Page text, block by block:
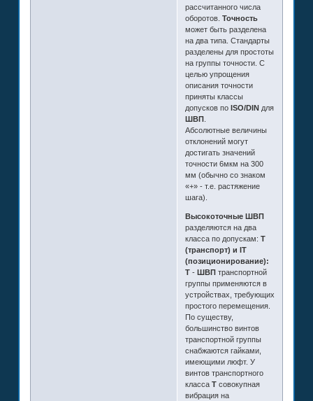
рассчитанного числа
оборотов. Точность
может быть разделена
на два типа. Стандарты
разделены для простоты
на группы точности. С
целью упрощения
описания точности
приняты классы
допусков по ISO/DIN для
ШВП.
Абсолютные величины
отклонений могут
достигать значений
точности 6мкм на 300
мм (обычно со знаком
«+» - т.е. растяжение
шага).
Высокоточные ШВП
разделяются на два
класса по допускам: T
(транспорт) и IT
(позиционирование):
T- ШВПтранспортной
группы применяются в
устройствах, требующих
простого перемещения.
По существу,
большинство винтов
транспортной группы
снабжаются гайками,
имеющими люфт. У
винтов транспортного
класса Тсовокупная
вибрация на